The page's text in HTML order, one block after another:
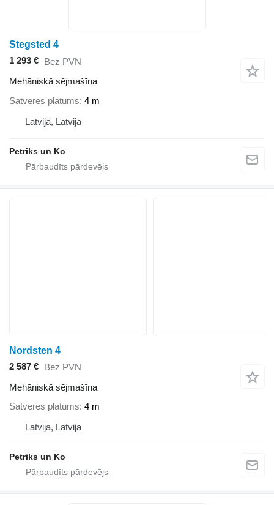
Stegsted 4
1 293 € Bez PVN
Mehāniskā sējmašīna
Satveres platums 4 m
Latvija, Latvija
Petriks un Ko
Nordsten 4
2 587 € Bez PVN
Mehāniskā sējmašīna
Satveres platums 4 m
Latvija, Latvija
Petriks un Ko